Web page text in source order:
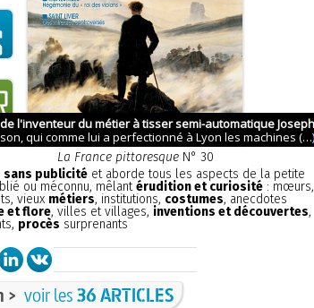
La France pittoresqueN° 30
sans publicité et aborde tous les aspects de la petite
ou méconnu, mêlantérudition et curiosité : mœurs,
vieux métiers, institutions, costumes, anecdotes
et flore, villes et villages, inventions et découvertes,
procès surprenants
> voir les36 ARTICLES